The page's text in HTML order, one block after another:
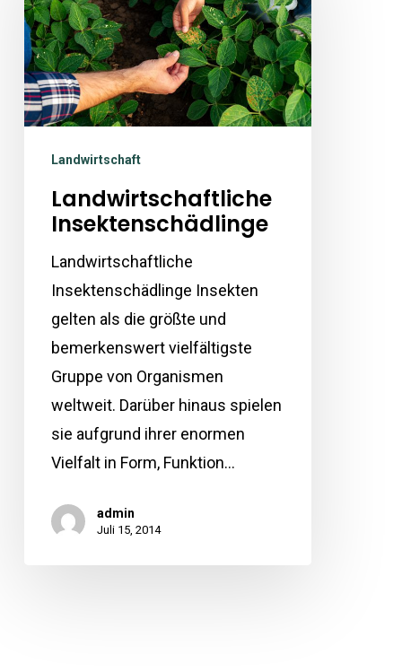
Landwirtschaft
Landwirtschaftliche
Insektenschädlinge
Landwirtschaftliche
Insektenschädlinge Insekten
gelten als die größte und
bemerkenswert vielfältigste
Gruppe von Organismen
weltweit. Darüber hinaus spielen
sie aufgrund ihrer enormen
Vielfalt in Form, Funktion…
admin
Juli 15, 2014